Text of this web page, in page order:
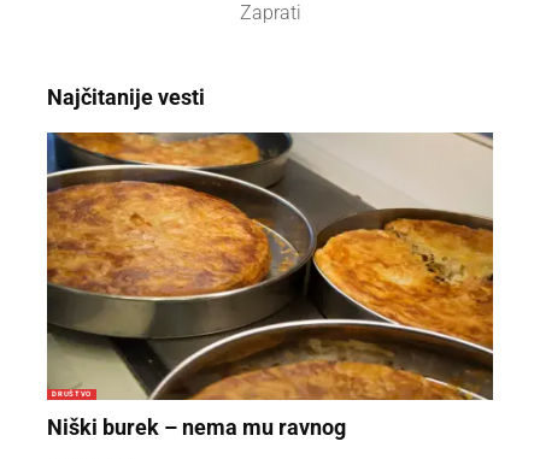
Zaprati
Najčitanije vesti
DRUŠTVO
Niški burek – nema mu ravnog